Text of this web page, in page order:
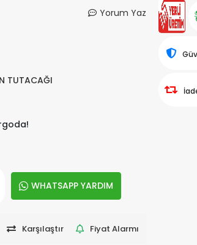
Yorum Yaz
TUTACAĞI
WHATSAPP YARDIM
Karşılaştır
Fiyat Alarmı